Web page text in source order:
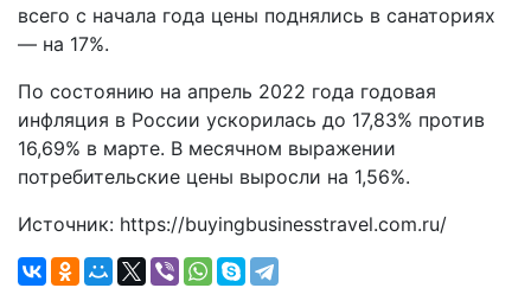
всего с начала года цены поднялись в санаториях
— на 17%.
По состоянию на апрель 2022 года годовая
инфляция в России ускорилась до 17,83% против
16,69% в марте. В месячном выражении
потребительские цены выросли на 1,56%.
Источник: https://buyingbusinesstravel.com.ru/